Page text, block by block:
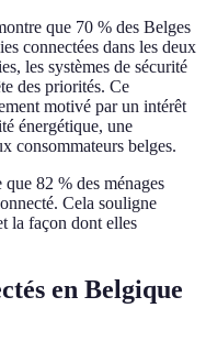
que 70 % des Belges
connectées dans les deux
les systèmes de sécurité
des priorités. Ce
motivé par un intérêt
énergétique, une
consommateurs belges.
82 % des ménages
Cela souligne
la façon dont elles
en Belgique